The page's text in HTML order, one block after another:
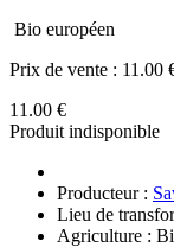
Bio européen
Prix de vente : 11.00
11.00 €
Produit indisponible
Producteur :
Lieu de
Agriculture :